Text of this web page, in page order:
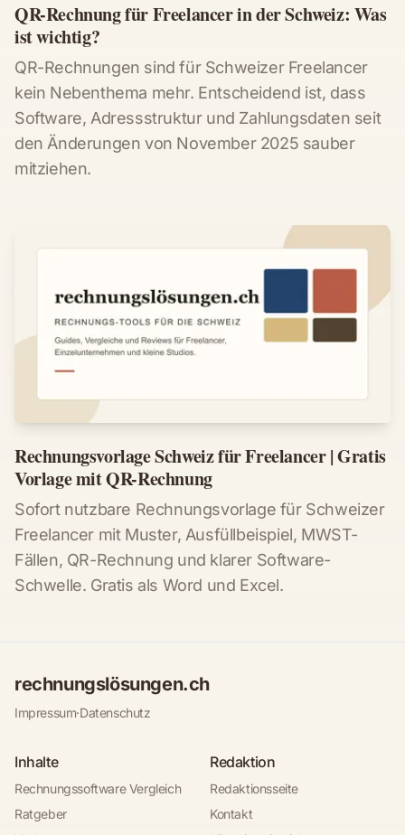
QR-Rechnung für Freelancer in der Schweiz: Was
ist wichtig?
QR-Rechnungen sind für Schweizer Freelancer
kein Nebenthema mehr. Entscheidend ist, dass
Software, Adressstruktur und Zahlungsdaten seit
den Änderungen von November 2025 sauber
mitziehen.
Rechnungsvorlage Schweiz für Freelancer | Gratis
Vorlage mit QR-Rechnung
Sofort nutzbare Rechnungsvorlage für Schweizer
Freelancer mit Muster, Ausfüllbeispiel, MWST-
Fällen, QR-Rechnung und klarer Software-
Schwelle. Gratis als Word und Excel.
rechnungslösungen.ch
Impressum·Datenschutz
Inhalte
Rechnungssoftware Vergleich
Ratgeber
Redaktion
Redaktionsseite
Kontakt